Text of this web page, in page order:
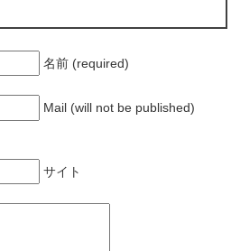
名前 (required)
Mail (will not be published)
サイト